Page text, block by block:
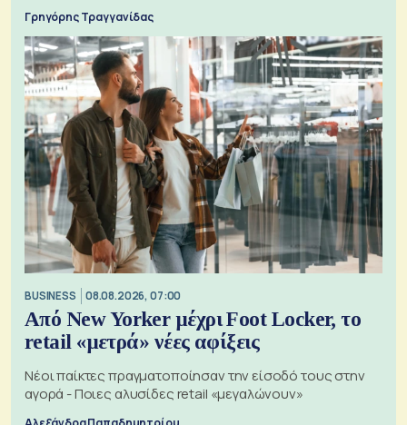
Γρηγόρης Τραγγανίδας
BUSINESS 08.08.2026, 07:00
Από New Yorker μέχρι Foot Locker, το
retail «μετρά» νέες αφίξεις
Νέοι παίκτες πραγματοποίησαν την είσοδό τους στην
αγορά - Ποιες αλυσίδες retail «μεγαλώνουν»